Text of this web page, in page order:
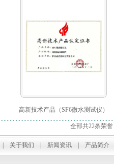
高新技术产品（SF6微水测试仪）
全部共22条
关于我们 新闻资讯 产品简介